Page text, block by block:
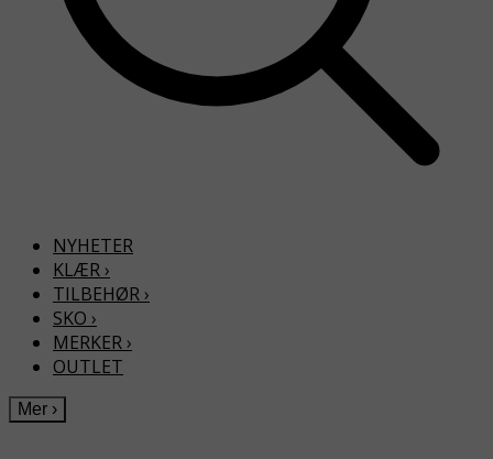
NYHETER
KLÆR›
TILBEHØR›
SKO ›
MERKER›
OUTLET
Mer ›